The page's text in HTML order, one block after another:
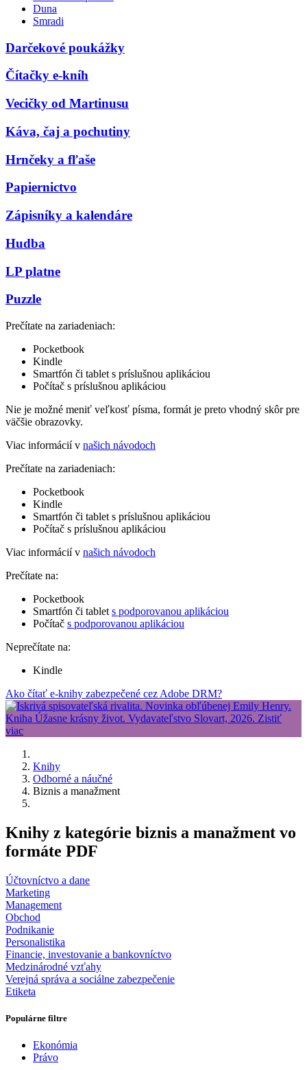
Duna
Smradi
Darčekové poukážky
Čítačky e-kníh
Vecičky od Martinusu
Káva, čaj a pochutiny
Hrnčeky a fľaše
Papiernictvo
Zápisníky a kalendáre
Hudba
LP platne
Puzzle
Prečítate na zariadeniach:
Pocketbook
Kindle
Smartfón či tablet s príslušnou aplikáciou
Počítač s príslušnou aplikáciou
Nie je možné meniť veľkosť písma, formát je preto vhodný skôr pre
väčšie obrazovky.
Viac informácií v našich návodoch
Prečítate na zariadeniach:
Pocketbook
Kindle
Smartfón či tablet s príslušnou aplikáciou
Počítač s príslušnou aplikáciou
Viac informácií v našich návodoch
Prečítate na:
Pocketbook
Smartfón či tablet s podporovanou aplikáciou
Počítač s podporovanou aplikáciou
Neprečítate na:
Kindle
Ako čítať e-knihy zabezpečené cez Adobe DRM?
Knihy
Odborné a náučné
Biznis a manažment
Knihy z kategórie biznis a manažment vo
formáte PDF
Účtovníctvo a dane
Marketing
Management
Obchod
Podnikanie
Personalistika
Financie, investovanie a bankovníctvo
Medzinárodné vzťahy
Verejná správa a sociálne zabezpečenie
Etiketa
Populárne filtre
Ekonómia
Právo